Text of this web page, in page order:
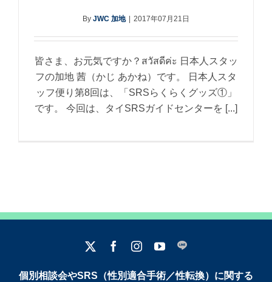
By JWC 加地 | 2017年07月21日
皆さま、お元気ですか？สวัสดีค่ะ 日本人スタッ
フの加地 茜（かじ あかね）です。 日本人スタ
ッフ便り第8回は、「SRSらくらくグッズ①」
です。 今回は、タイSRSガイドセンターを [...]
個別相談会やSRS（性別適合手術／性転換）に関する